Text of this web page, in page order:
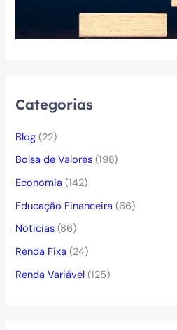
Categorias
Blog (22)
Bolsa de Valores (198)
Economia (142)
Educação Financeira (66)
Noticias (86)
Renda Fixa (24)
Renda Variável (125)